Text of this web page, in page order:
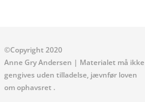
©Copyright2020
Anne Gry Andersen | Materialet må ikke
gengives uden tilladelse, jævnfør loven
om ophavsret .